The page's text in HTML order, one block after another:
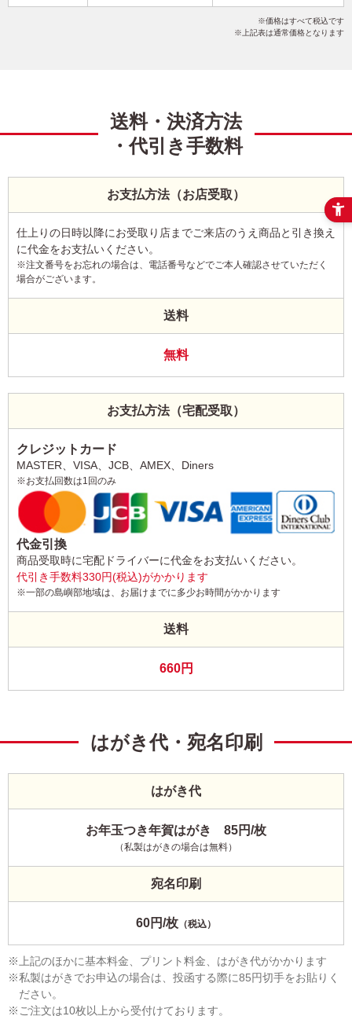
かわいい ミニーマウス フジカラー年賀状 写真1枚
価格はすべて税込です
上記表は通常価格となります
送料・決済方法
・代引き手数料
お支払方法（お店受取）
仕上りの日時以降にお受取り店までご来店のうえ商品と引き換え
に代金をお支払いください。
※注文番号をお忘れの場合は、電話番号などでご本人確認させていただく
場合がございます。
送料
無料
お支払方法（宅配受取）
クレジットカード
MASTER、VISA、JCB、AMEX、Diners
※お支払回数は1回のみ
代金引換
商品受取時に宅配ドライバーに代金をお支払いください。
代引き手数料330円(税込)がかかります
※一部の島嶼部地域は、お届けまでに多少お時間がかかります
送料
660円
はがき代・宛名印刷
はがき代
お年玉つき年賀はがき 85円/枚
（私製はがきの場合は無料）
宛名印刷
60円/枚 （税込）
上記のほかに基本料金、プリント料金、はがき代がかかります
私製はがきでお申込の場合は、投函する際に85円切手をお貼りく
ださい。
ご注文は10枚以上から受付けております。